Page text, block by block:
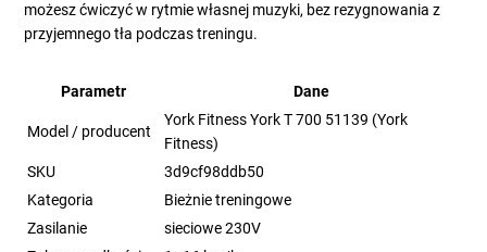
możesz ćwiczyć w rytmie własnej muzyki, bez rezygnowania z
przyjemnego tła podczas treningu.
Parametr Dane
Model / producent
York Fitness York T 700 51139 (York
Fitness)
SKU
3d9cf98ddb50
Kategoria
Bieżnie treningowe
Zasilanie
sieciowe 230V